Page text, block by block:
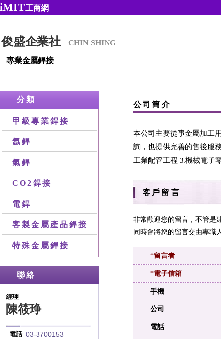
iMIT工商網
俊盛企業社 CHIN SHING
專業金屬銲接
分類
甲級專業銲接
氬銲
氣銲
CO2銲接
電銲
客製金屬產品銲接
特殊金屬銲接
聯絡
經理
陳筱琤
電話 03-3700153
公司簡介
本公司主要從事金屬加工
詢，也提供完善的售後服
工業配管工程 3.機械電子
客戶留言
非常歡迎您的留言，不管是
同時會將您的留言交由專職
*留言者
*電子信箱
手機
公司
電話